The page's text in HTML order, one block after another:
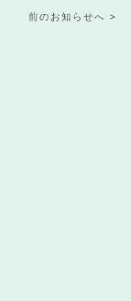
前のお知らせへ >